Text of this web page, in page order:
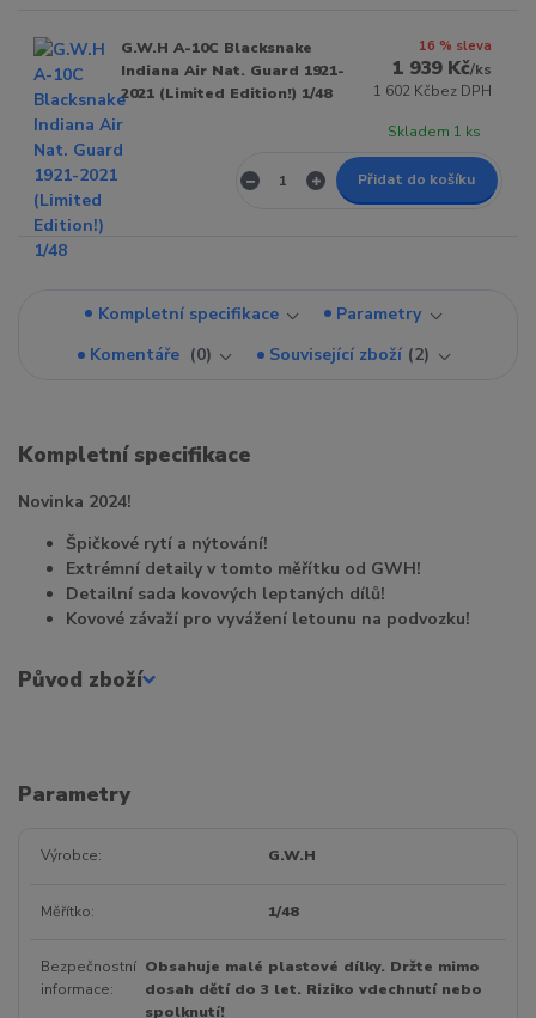
G.W.H A-10C Blacksnake
Indiana Air Nat. Guard 1921-
2021 (Limited Edition!) 1/48
16 % sleva
1 939 Kč/ks
1 602 Kčbez DPH
Skladem 1 ks
Přidat do košíku
Kompletní specifikace
Parametry
Komentáře
0 Související zboží 2
Kompletní specifikace
Novinka 2024!
Špičkové rytí a nýtování!
Extrémní detaily v tomto měřítku od GWH!
Detailní sada kovových leptaných dílů!
Kovové závaží pro vyvážení letounu na podvozku!
Původ zboží
Parametry
Výrobce G.W.H
Měřítko 1/48
Bezpečnostní
informace
Obsahuje malé plastové dílky. Držte mimo
dosah dětí do 3 let. Riziko vdechnutí nebo
spolknutí!